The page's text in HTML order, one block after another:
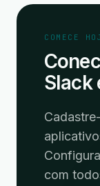
COMECE
Slack
com